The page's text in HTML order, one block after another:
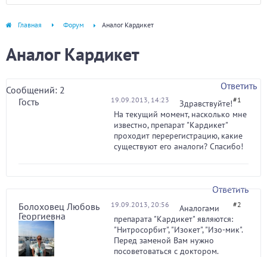
Главная Форум Аналог Кардикет
Аналог Кардикет
Сообщений: 2
Ответить
Гость
19.09.2013, 14:23 #1
Здравствуйте!
На текущий момент, насколько мне
известно, препарат "Кардикет"
проходит перерегистрацию, какие
существуют его аналоги? Спасибо!
Ответить
Болоховец Любовь
Георгиевна
19.09.2013, 20:56 #2
Аналогами
препарата "Кардикет" являются:
"Нитросорбит", "Изокет", "Изо-мик".
Перед заменой Вам нужно
посоветоваться с доктором.